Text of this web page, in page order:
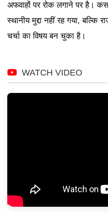
अफवाहों पर रोक लगाने पर है।
स्थानीय मुद्दा नहीं रह गया, बल्कि
चर्चा का विषय बन चुका है।
WATCH VIDEO